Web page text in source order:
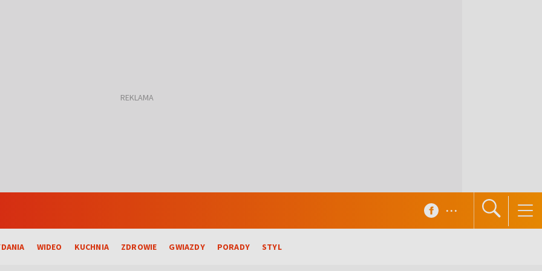
WIDEO KUCHNIA ZDROWIE GWIAZDY PORADY STYL
...